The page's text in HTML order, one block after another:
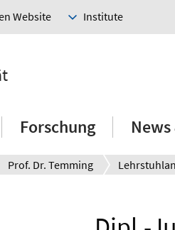
Website Institute
Forschung
Prof. Dr. Temming